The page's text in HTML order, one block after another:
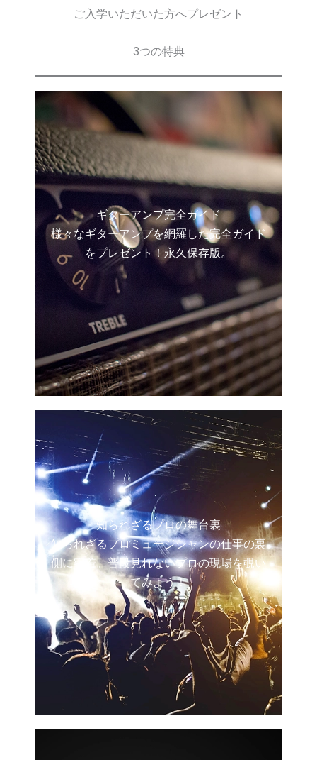
ご入学いただいた方へプレゼント
3つの特典
ギターアンプ完全ガイド
様々なギターアンプを網羅した完全ガイド
をプレゼント！永久保存版。
知られざるプロの舞台裏
知られざるプロミュージシャンの仕事の裏
側に密着。普段見れないプロの現場を覗い
てみよう！